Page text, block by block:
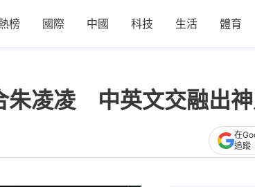
榜 國際 中國 科技 生活 體育
朱凌凌 中英文交融出
在
追蹤